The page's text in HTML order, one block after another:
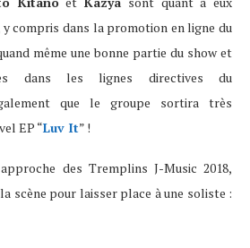
compris dans la promotion en ligne du
même une bonne partie du show et
dans les lignes directives du
que le groupe sortira très
EP “Luv It” !
des Tremplins J-Music 2018,
scène pour laisser place à une soliste :